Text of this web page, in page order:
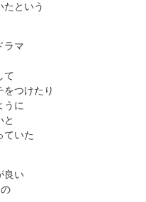
という
ラマ
て
をつけたり
うに
と
ていた
良い